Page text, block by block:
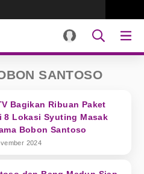
SANTOSO
Bagikan Ribuan Paket
8 Lokasi Syuting Masak
Bobon Santoso
2024